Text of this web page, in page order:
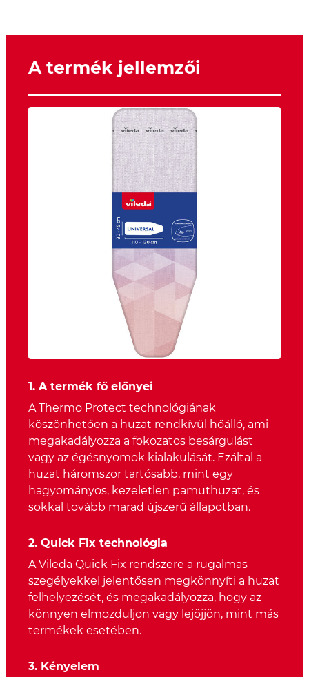
A termék jellemzői
1. A termék fő előnyei
A Thermo Protect technológiának
köszönhetően a huzat rendkívül hőálló, ami
megakadályozza a fokozatos besárgulást
vagy az égésnyomok kialakulását. Ezáltal a
huzat háromszor tartósabb, mint egy
hagyományos, kezeletlen pamuthuzat, és
sokkal tovább marad újszerű állapotban.
2. Quick Fix technológia
A Vileda Quick Fix rendszere a rugalmas
szegélyekkel jelentősen megkönnyíti a huzat
felhelyezését, és megakadályozza, hogy az
könnyen elmozduljon vagy lejöjjön, mint más
termékek esetében.
3. Kényelem